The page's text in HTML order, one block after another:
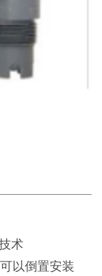
术
以倒置安装